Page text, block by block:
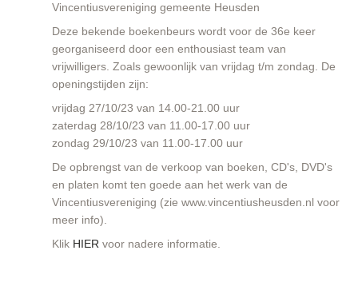
Vincentiusvereniging gemeente Heusden
Deze bekende boekenbeurs wordt voor de 36e keer
georganiseerd door een enthousiast team van
vrijwilligers. Zoals gewoonlijk van vrijdag t/m zondag. De
openingstijden zijn:
vrijdag 27/10/23 van 14.00-21.00 uur
zaterdag 28/10/23 van 11.00-17.00 uur
zondag 29/10/23 van 11.00-17.00 uur
De opbrengst van de verkoop van boeken, CD's, DVD's
en platen komt ten goede aan het werk van de
Vincentiusvereniging (zie www.vincentiusheusden.nl voor
meer info).
Klik HIER voor nadere informatie.